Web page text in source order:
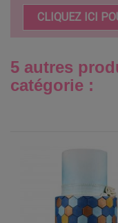
CLIQUEZ ICI
5 autres
catégorie :